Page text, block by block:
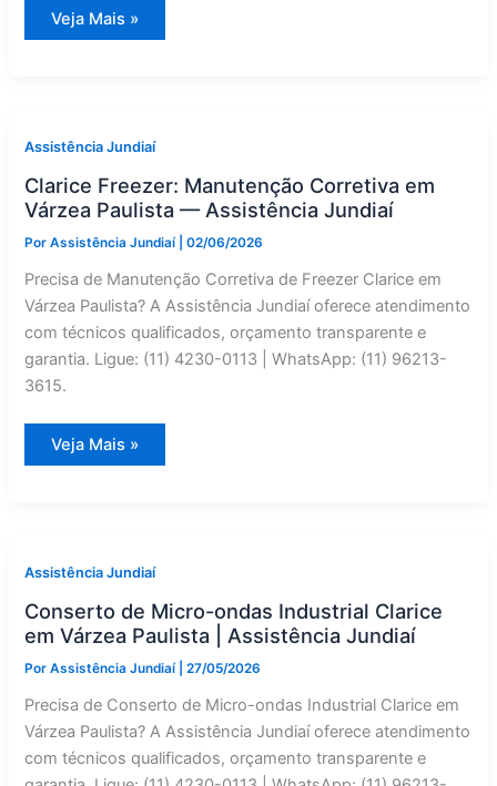
Conversão
de
Louveira
|
Jundiaí
Veja Mais »
Assistência Jundiaí
Clarice Freezer: Manutenção Corretiva em
Várzea Paulista — Assistência Jundiaí
PorAssistência Jundiaí |02/06/2026
Precisa de Manutenção Corretiva de Freezer Clarice em
Várzea Paulista? A Assistência Jundiaí oferece atendimento
com técnicos qualificados, orçamento transparente e
garantia. Ligue: (11) 4230-0113 | WhatsApp: (11) 96213-
3615.
Clarice
Freezer:
Assistência
Jundiaí
Veja Mais »
Assistência Jundiaí
Conserto de Micro-ondas Industrial Clarice
em Várzea Paulista | Assistência Jundiaí
PorAssistência Jundiaí |27/05/2026
Precisa de Conserto de Micro-ondas Industrial Clarice em
Várzea Paulista? A Assistência Jundiaí oferece atendimento
com técnicos qualificados, orçamento transparente e